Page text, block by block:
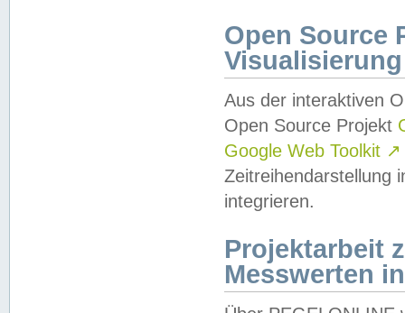
Open Source
Visualisierung
Aus der interaktiven
Open Source Projekt
Google Web Toolkit ↗
Zeitreihendarstellung
integrieren.
Projektarbeit
Messwerten